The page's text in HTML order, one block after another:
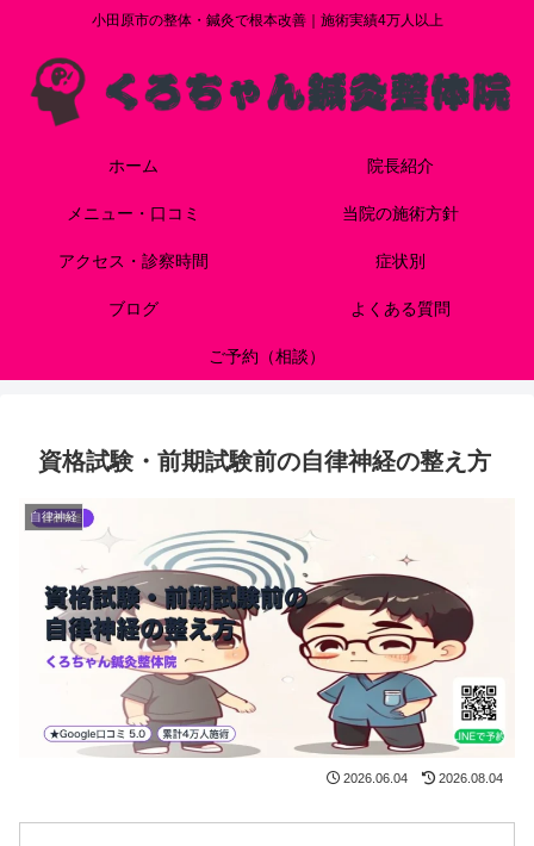
小田原市の整体・鍼灸で根本改善｜施術実績4万人以上
ホーム 院長紹介
メニュー・口コミ 当院の施術方針
アクセス・診察時間 症状別
ブログ よくある質問
ご予約（相談）
資格試験・前期試験前の自律神経の整え方
自律神経
2026.06.04 2026.08.04